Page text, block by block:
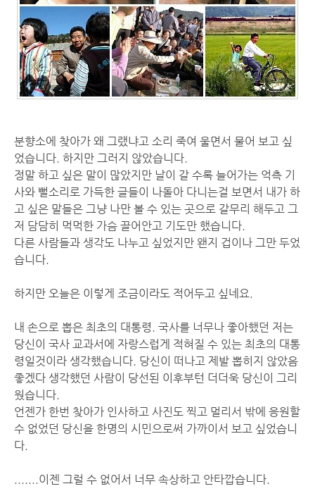
분향소에 찾아가 왜 그랬냐고 소리 죽여 울면서 물어 보고 싶
었습니다. 하지만 그러지 않았습니다.
정말 하고 싶은 말이 많았지만 날이 갈 수록 늘어가는 억측 기
사와 뻘소리로 가득한 글들이 나돌아 다니는걸 보면서 내가 하
고 싶은 말들은 그냥 나만 볼 수 있는 곳으로 갈무리 해두고 그
저 담담히 먹먹한 가슴 끌어안고 기도만 했습니다.
다른 사람들과 생각도 나누고 싶었지만 왠지 겁이나 그만 두었
습니다.
하지만 오늘은 이렇게 조금이라도 적어두고 싶네요.
내 손으로 뽑은 최초의 대통령. 국사를 너무나 좋아했던 저는
당신이 국사 교과서에 자랑스럽게 적혀질 수 있는 최초의 대통
령일것이라 생각했습니다. 당신이 떠나고 제발 뽑히지 않았음
좋겠다 생각했던 사람이 당선된 이후부턴 더더욱 당신이 그리
웠습니다.
언젠가 한번 찾아가 인사하고 사진도 찍고 멀리서 밖에 응원할
수 없었던 당신을 한명의 시민으로써 가까이서 보고 싶었습니
다.
.......이젠 그럴 수 없어서 너무 속상하고 안타깝습니다.